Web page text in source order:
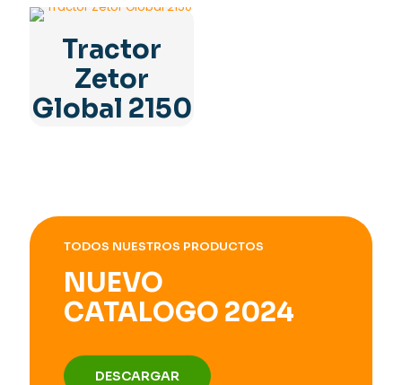
Tractor
Zetor
Global 2150
TODOS NUESTROS PRODUCTOS
NUEVO
CATALOGO 2024
DESCARGAR